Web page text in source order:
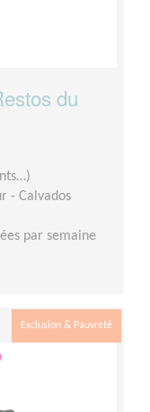
du
- Calvados
par semaine
Exclusion & Pauvreté